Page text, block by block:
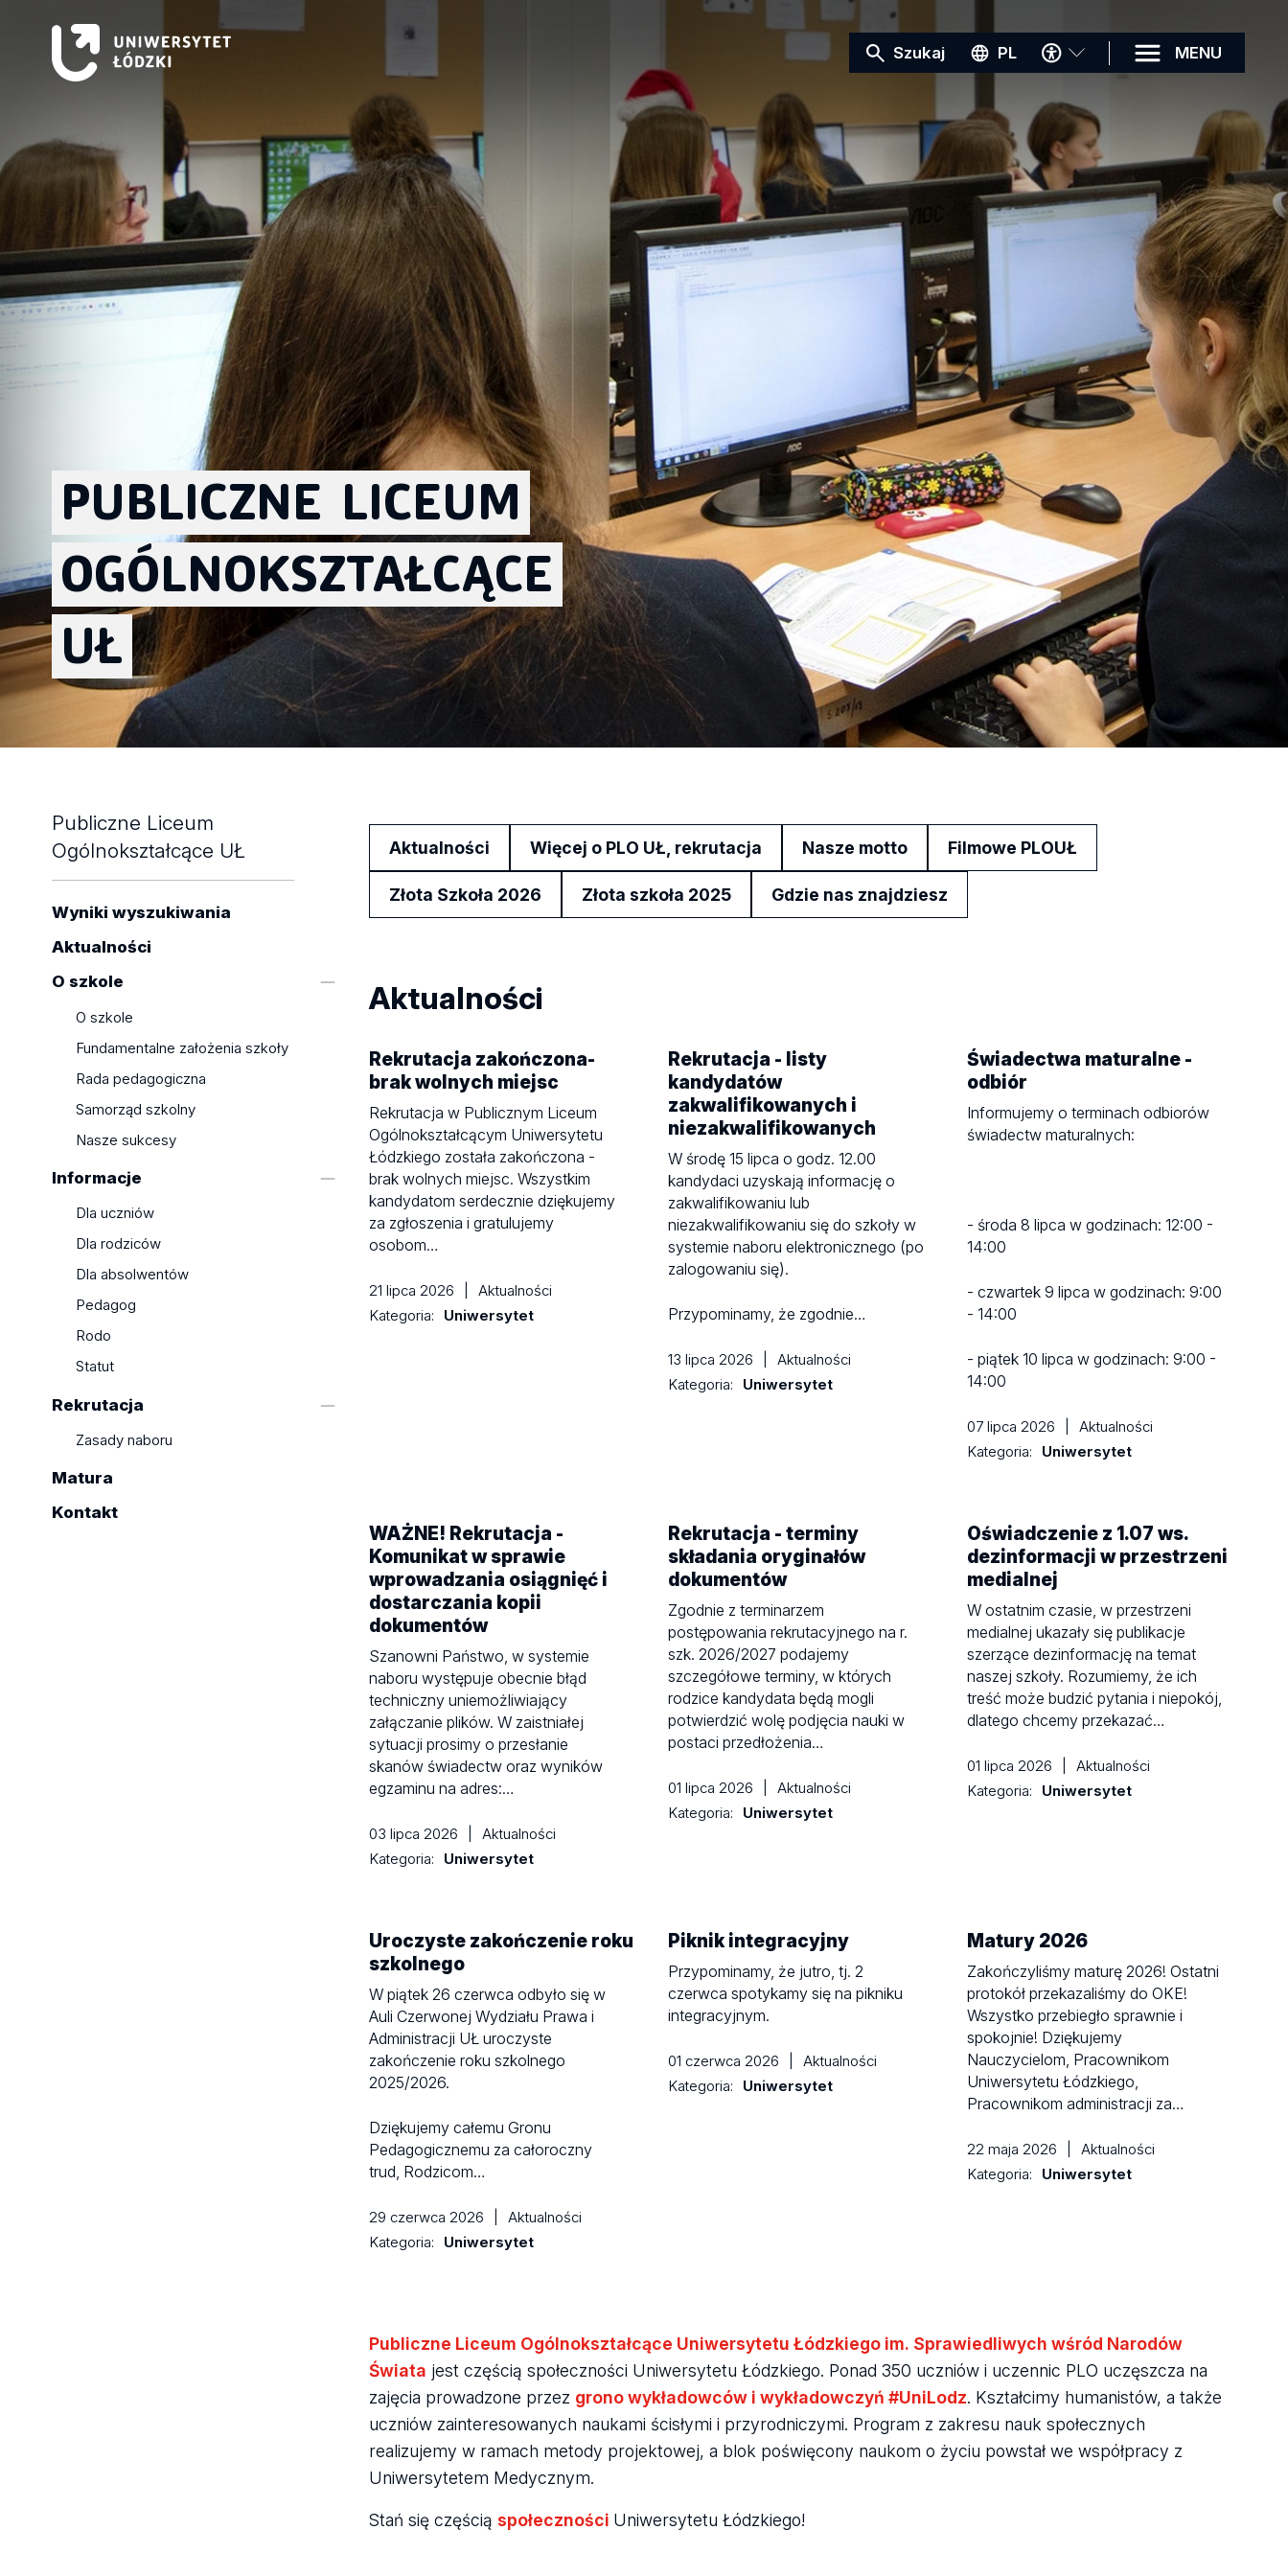
Szukaj PL
MENU
DOSTĘPNOŚCI
MENU
PUBLICZNE LICEUM
OGÓLNOKSZTAŁCĄCE
UŁ
Publiczne Liceum
Ogólnokształcące UŁ
Wyniki wyszukiwania
Aktualności
O szkole
O szkole
Fundamentalne założenia szkoły
Rada pedagogiczna
Samorząd szkolny
Nasze sukcesy
Informacje
Dla uczniów
Dla rodziców
Dla absolwentów
Pedagog
Rodo
Statut
Rekrutacja
Zasady naboru
Matura
Kontakt
Aktualności Więcej o PLO UŁ, rekrutacja Nasze motto Filmowe PLOUŁ
Złota Szkoła 2026 Złota szkoła 2025 Gdzie nas znajdziesz
Aktualności
Rekrutacja zakończona-
brak wolnych miejsc
Rekrutacja w Publicznym Liceum
Ogólnokształcącym Uniwersytetu
Łódzkiego została zakończona -
brak wolnych miejsc. Wszystkim
kandydatom serdecznie dziękujemy
za zgłoszenia i gratulujemy
osobom…
21 lipca 2026
Aktualności
Kategoria:
Uniwersytet
Rekrutacja - listy
kandydatów
zakwalifikowanych i
niezakwalifikowanych
W środę 15 lipca o godz. 12.00
kandydaci uzyskają informację o
zakwalifikowaniu lub
niezakwalifikowaniu się do szkoły w
systemie naboru elektronicznego (po
zalogowaniu się).
Przypominamy, że zgodnie…
13 lipca 2026
Aktualności
Kategoria:
Uniwersytet
Świadectwa maturalne -
odbiór
Informujemy o terminach odbiorów
świadectw maturalnych:
- środa 8 lipca w godzinach: 12:00 -
14:00
- czwartek 9 lipca w godzinach: 9:00
- 14:00
- piątek 10 lipca w godzinach: 9:00 -
14:00
07 lipca 2026
Aktualności
Kategoria:
Uniwersytet
WAŻNE! Rekrutacja -
Komunikat w sprawie
wprowadzania osiągnięć i
dostarczania kopii
dokumentów
Szanowni Państwo, w systemie
naboru występuje obecnie błąd
techniczny uniemożliwiający
załączanie plików. W zaistniałej
sytuacji prosimy o przesłanie
skanów świadectw oraz wyników
egzaminu na adres:…
03 lipca 2026
Aktualności
Kategoria:
Uniwersytet
Rekrutacja - terminy
składania oryginałów
dokumentów
Zgodnie z terminarzem
postępowania rekrutacyjnego na r.
szk. 2026/2027 podajemy
szczegółowe terminy, w których
rodzice kandydata będą mogli
potwierdzić wolę podjęcia nauki w
postaci przedłożenia…
01 lipca 2026
Aktualności
Kategoria:
Uniwersytet
Oświadczenie z 1.07 ws.
dezinformacji w przestrzeni
medialnej
W ostatnim czasie, w przestrzeni
medialnej ukazały się publikacje
szerzące dezinformację na temat
naszej szkoły. Rozumiemy, że ich
treść może budzić pytania i niepokój,
dlatego chcemy przekazać…
01 lipca 2026
Aktualności
Kategoria:
Uniwersytet
Uroczyste zakończenie roku
szkolnego
W piątek 26 czerwca odbyło się w
Auli Czerwonej Wydziału Prawa i
Administracji UŁ uroczyste
zakończenie roku szkolnego
2025/2026.
Dziękujemy całemu Gronu
Pedagogicznemu za całoroczny
trud, Rodzicom…
29 czerwca 2026
Aktualności
Kategoria:
Uniwersytet
Piknik integracyjny
Przypominamy, że jutro, tj. 2
czerwca spotykamy się na pikniku
integracyjnym.
01 czerwca 2026
Aktualności
Kategoria:
Uniwersytet
Matury 2026
Zakończyliśmy maturę 2026! Ostatni
protokół przekazaliśmy do OKE!
Wszystko przebiegło sprawnie i
spokojnie! Dziękujemy
Nauczycielom, Pracownikom
Uniwersytetu Łódzkiego,
Pracownikom administracji za…
22 maja 2026
Aktualności
Kategoria:
Uniwersytet
Publiczne Liceum Ogólnokształcące Uniwersytetu Łódzkiego im. Sprawiedliwych wśród Narodów
Świata jest częścią społeczności Uniwersytetu Łódzkiego. Ponad 350 uczniów i uczennic PLO uczęszcza na
zajęcia prowadzone przez grono wykładowców i wykładowczyń #UniLodz. Kształcimy humanistów, a także
uczniów zainteresowanych naukami ścisłymi i przyrodniczymi. Program z zakresu nauk społecznych
realizujemy w ramach metody projektowej, a blok poświęcony naukom o życiu powstał we współpracy z
Uniwersytetem Medycznym.
Stań się częściąspołeczności Uniwersytetu Łódzkiego!